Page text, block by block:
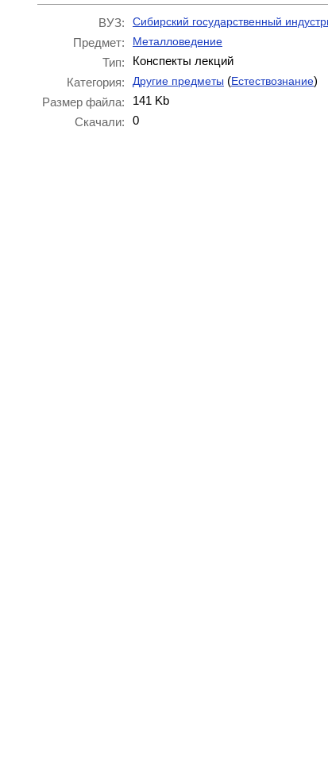
ВУЗ: Сибирский государственный
Предмет: Металловедение
Тип:
Конспекты лекций
Категория:
Другие предметы (Естествознание)
Размер файла:
141 Kb
Скачали:
0